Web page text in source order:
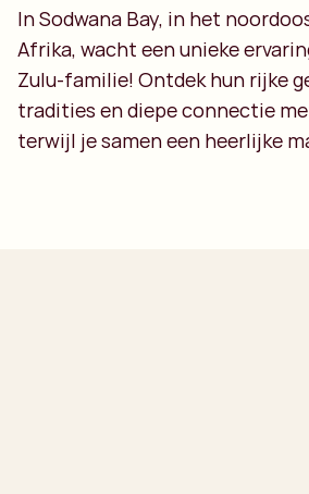
In Sodwana Bay, in het
Afrika, wacht een unieke
Zulu-familie! Ontdek hun rijke
tradities en diepe connectie
terwijl je samen een heerlijke